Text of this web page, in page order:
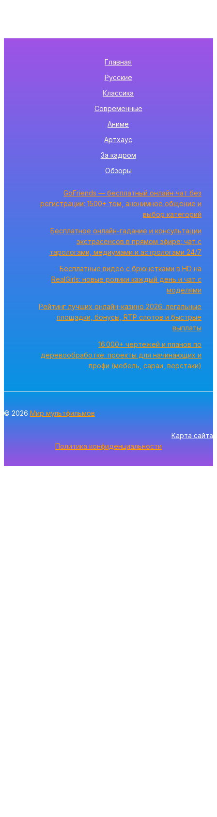
Главная
Русские
Классика
Современные
Аниме
Артхаус
За кадром
Обзоры
GoFriends — бесплатный онлайн‑чат без
регистрации: 1500+ тем, анонимное общение и
выбор категорий
Бесплатное онлайн-гадание и консультации
экстрасенсов в прямом эфире: чат с
тарологами, медиумами и астрологами 24/7
Бесплатные видео с брюнетками в HD на
RealGirls: новые ролики каждый день и чат с
моделями
Рейтинг лучших онлайн-казино 2026: легальные
площадки, бонусы, RTP слотов и быстрые
выплаты
16 000+ чертежей и планов по
деревообработке: проекты для начинающих и
профи (мебель, сараи, верстаки)
© 2026 Мир мультфильмов
Карта сайта
Политика конфиденциальности